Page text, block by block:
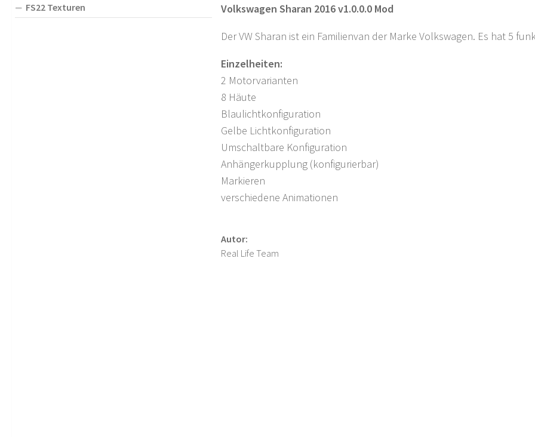
Volkswagen Sharan 2016 v1.0.0.0 Mod
Der VW Sharan ist ein Familienvan der Marke Volkswagen. Es hat 5
Einzelheiten:
2 Motorvarianten
8 Häute
Blaulichtkonfiguration
Gelbe Lichtkonfiguration
Umschaltbare Konfiguration
Anhängerkupplung (konfigurierbar)
Markieren
verschiedene Animationen
Autor:
Real Life Team
FS22 Texturen